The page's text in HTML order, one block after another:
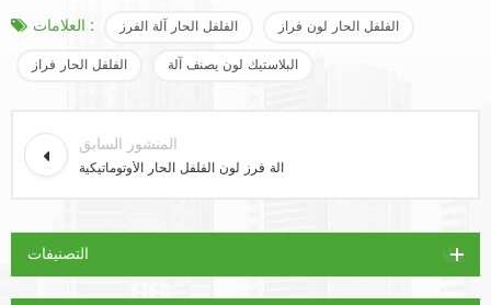
العلامات : الفلفل الحار آلة الفرز
الفلفل الحار لون فراز
الفلفل الحار فراز
البلاستيك لون يصنف آلة
المنشور السابق
آلة فرز لون الفلفل الحار الأوتوماتيكية
التصنيفات